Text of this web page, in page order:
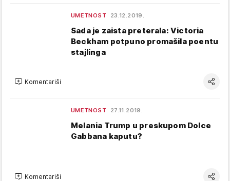
UMETNOST 23.12.2019.
Sada je zaista preterala: Victoria
Beckham potpuno promašila poentu
stajlinga
Komentariši
UMETNOST 27.11.2019.
Melania Trump u preskupom Dolce
Gabbana kaputu?
Komentariši